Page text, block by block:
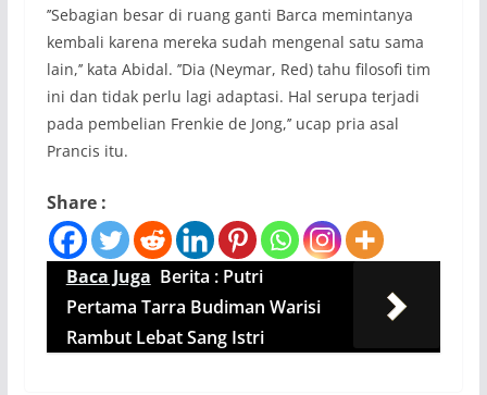
’’Sebagian besar di ruang ganti Barca memintanya
kembali karena mereka sudah mengenal satu sama
lain,’’ kata Abidal. ’’Dia (Neymar, Red) tahu filosofi tim
ini dan tidak perlu lagi adaptasi. Hal serupa terjadi
pada pembelian Frenkie de Jong,’’ ucap pria asal
Prancis itu.
Share :
Baca Juga Berita : Putri
Pertama Tarra Budiman Warisi
Rambut Lebat Sang Istri